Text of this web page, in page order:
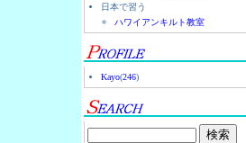
日本で習う
ハワイアンキルト教室
Kayo(246)